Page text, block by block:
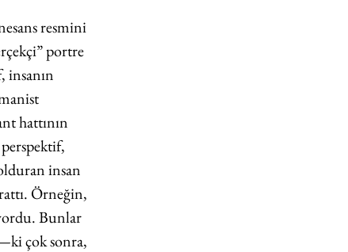
resmini
portre
insanın
hattının
insan
Örneğin,
Bunlar
çok sonra,